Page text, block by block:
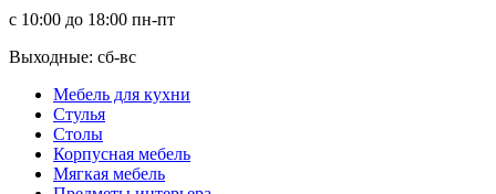
с 10:00 до 18:00 пн-пт
Выходные: сб-вc
Мебель для кухни
Стулья
Столы
Корпусная мебель
Мягкая мебель